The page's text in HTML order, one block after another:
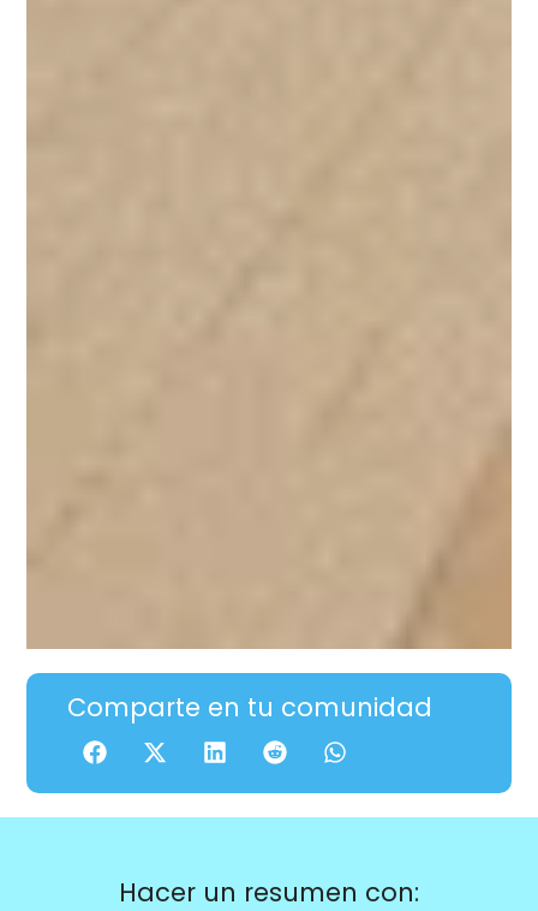
Comparte en tu comunidad
Hacer un resumen con: